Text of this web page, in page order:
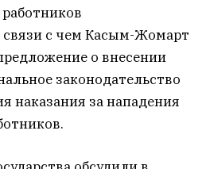
связи с чем Касым-Жомарт
о внесении
законодательство
наказания за нападения